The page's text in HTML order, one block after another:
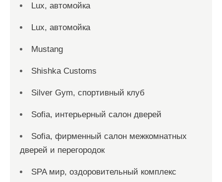
Lux, автомойка
Lux, автомойка
Mustang
Shishka Customs
Silver Gym, спортивный клуб
Sofia, интерьерный салон дверей
Sofia, фирменный салон межкомнатных
дверей и перегородок
SPA мир, оздоровительный комплекс